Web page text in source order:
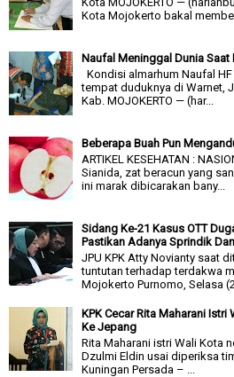
Kota Mojokerto bakal
Naufal Meninggal Dunia Saat
Kondisi almarhum Naufal
tempat duduknya di Warnet,
Kab. MOJOKERTO — (har...
Beberapa Buah Pun
ARTIKEL KESEHATAN :
Sianida, zat beracun yang
ini marak dibicarakan bany...
Sidang Ke-21 Kasus OTT
Pastikan Adanya Sprindik
JPU KPK Atty Novianty saat
tuntutan terhadap terdakwa
Mojokerto Purnomo, Selasa
KPK Cecar Rita Maharani
Ke Jepang
Rita Maharani istri Wali Kota
Dzulmi Eldin usai diperiksa
Kuningan Persada – ...